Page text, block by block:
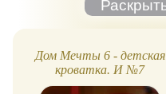
Дом Мечты 6 - детская
кроватка. И №7